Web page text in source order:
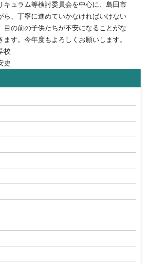
キュラム等検討委員会を中心に、島田市
ら、丁寧に進めていかなければいけない
目の前の子供たちが不安になることがな
ます。今年度もよろしくお願いします。
校